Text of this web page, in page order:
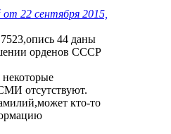
22 сентября 2015,
44 даны
орденов СССР
некоторые
отсутствуют.
кто-то